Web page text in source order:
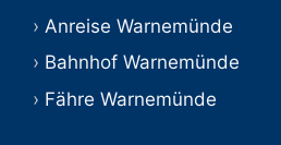
Anreise Warnemünde
Bahnhof Warnemünde
Fähre Warnemünde